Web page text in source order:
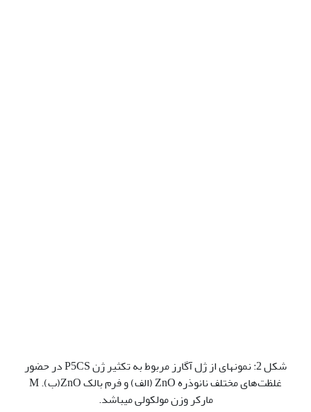
شکل 2: نمونه­ای از ژل آگارز مربوط به تکثیر ژن P5CS در حضور
غلظت‌های مختلف نانوذره ZnO (الف) و فرم بالک ZnO(ب). M
مارکر وزن مولکولی می­باشد.